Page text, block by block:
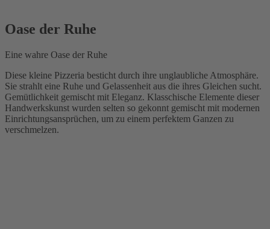
Oase der Ruhe
Eine wahre Oase der Ruhe
Diese kleine Pizzeria besticht durch ihre unglaubliche Atmosphäre.
Sie strahlt eine Ruhe und Gelassenheit aus die ihres Gleichen sucht.
Gemütlichkeit gemischt mit Eleganz. Klasschische Elemente dieser
Handwerkskunst wurden selten so gekonnt gemischt mit modernen
Einrichtungsansprüchen, um zu einem perfektem Ganzen zu
verschmelzen.